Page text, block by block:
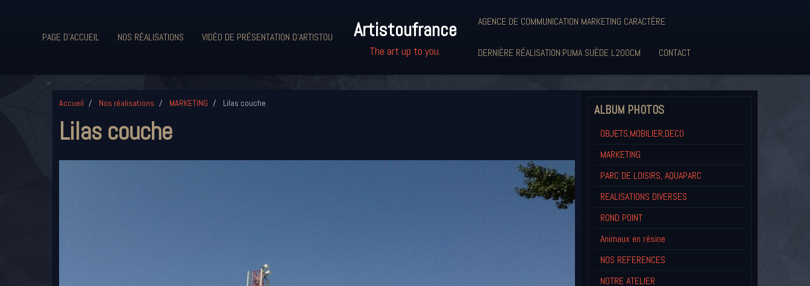
PAGE D'ACCUEIL NOS RÉALISATIONS VIDÉO DE PRÉSENTATION D'ARTISTOU Artistoufrance
The art up to you.
AGENCE DE COMMUNICATION MARKETING CARACTÈRE
DERNIÈRE RÉALISATION:PUMA SUÈDE L200CM CONTACT
Accueil Nos réalisations MARKETING Lilas couche
Lilas couche
ALBUM PHOTOS
OBJETS,MOBILIER,DECO
MARKETING
PARC DE LOISIRS, AQUAPARC
REALISATIONS DIVERSES
ROND POINT
Animaux en résine
NOS REFERENCES
NOTRE ATELIER